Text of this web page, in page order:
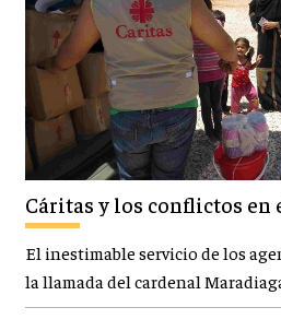
Cáritas y los conflictos en
El inestimable servicio de los
la llamada del cardenal